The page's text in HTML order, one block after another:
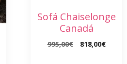
Sofá Chaiselonge
Canadá
995,00€ 818,00€